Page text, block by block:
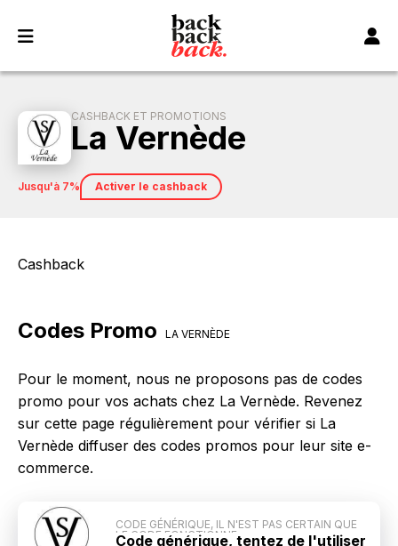
CASHBACK ET PROMOTIONS
La Vernède
jusqu'à 7% Activer le cashback
Cashback
Codes Promo LA VERNÈDE
Pour le moment, nous ne proposons pas de codes
promo pour vos achats chez La Vernède. Revenez
sur cette page régulièrement pour vérifier si La
Vernède diffuser des codes promos pour leur site e-
commerce.
CODE GÉNÉRIQUE, IL N'EST PAS CERTAIN QUE
LE CODE FONCTIONNE
Code générique, tentez de l'utiliser